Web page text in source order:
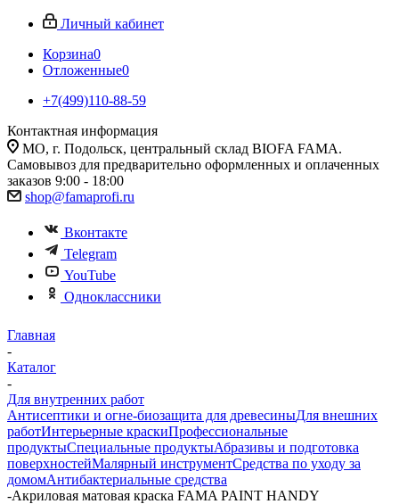
Личный кабинет
Корзина0
Отложенные0
+7(499)110-88-59
Контактная информация
МО, г. Подольск, центральный склад BIOFA FAMA.
Самовывоз для предварительно оформленных и оплаченных
заказов 9:00 - 18:00
shop@famaprofi.ru
Вконтакте
Telegram
YouTube
Одноклассники
Главная
-
Каталог
-
Для внутренних работ
Антисептики и огне-биозащита для древесиныДля внешних
работИнтерьерные краскиПрофессиональные
продуктыСпециальные продуктыАбразивы и подготовка
поверхностейМалярный инструментСредства по уходу за
домомАнтибактериальные средства
-Акриловая матовая краска FAMA PAINT HANDY